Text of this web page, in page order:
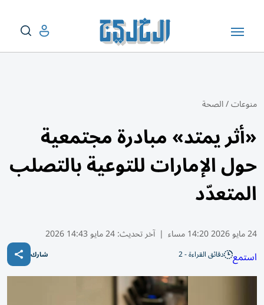
منوعات/الصحة
«أثر يمتد» مبادرة مجتمعية
حول الإمارات للتوعية بالتصلب
المتعدّد
24 مايو 2026 14:20 مساء | آخر تحديث:24 مايو 14:43 2026
استمع دقائق القراءة - 2 شارك